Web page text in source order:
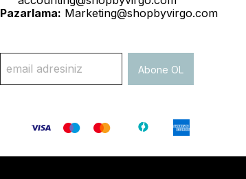
Pazarlama: Marketing@shopbyvirgo.com
Abone OL